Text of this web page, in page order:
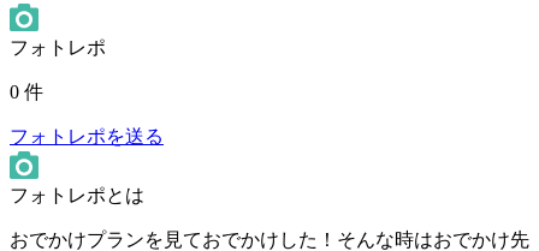
フォトレポ
0 件
フォトレポを送る
フォトレポとは
おでかけプランを見ておでかけした！そんな時はおでかけ先